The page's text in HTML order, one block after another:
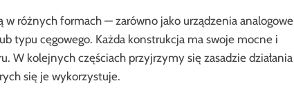
różnych formach — zarówno jako urządzenia analogowe
typu cęgowego. Każda konstrukcja ma swoje mocne i
W kolejnych częściach przyjrzymy się zasadzie działania
się je wykorzystuje.